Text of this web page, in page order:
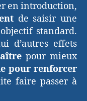
en introduction,
de saisir une
standard.
d’autres effets
pour mieux
pour renforcer
faire passer à